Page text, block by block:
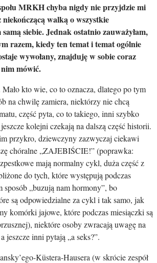
MRKH chyba nigdy nie przyjdzie mi
niekończącą walką o wszystkie
siebie. Jednak ostatnio zauważyłam,
razem, kiedy ten temat i temat ogólnie
wywołany, znajduję w sobie coraz
mówić.
kto wie, co to oznacza, dlatego po tym
na chwilę zamiera, niektórzy nie chcą
część pyta, co to takiego, inni szybko
kolejni czekają na dalszą część historii.
przykro, dziewczyny zazwyczaj ciekawi
chóralne „ZAJEBIŚCIE!” (poprawka:
mają normalny cykl, duża część z
do tych, które występują podczas
sposób „buzują nam hormony”, bo
są odpowiedzialne za cykl i tak samo, jak
komórki jajowe, które podczas miesiączki są
niektóre osoby zwracają uwagę na
jeszcze inni pytają „a seks?”.
Küstera-Hausera (w skrócie zespół